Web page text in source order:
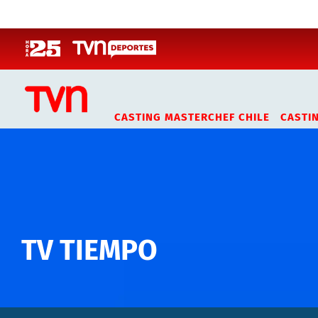
CASTING MASTERCHEF CHILE
TV TIEMPO